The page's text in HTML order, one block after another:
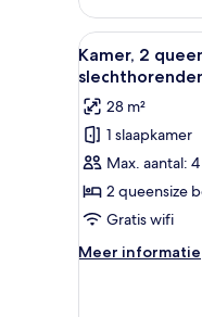
1
kingsize
bed,
uitzicht
zwembad
Alle
foto's
voor
Kamer,
2
queensize
bedden,
toegankelijk
voor
6
Kamer, 2
28 m²
1 slaapkamer
Max. aantal: 4
2 queensize
Gratis wifi
Meer informatie
Meer